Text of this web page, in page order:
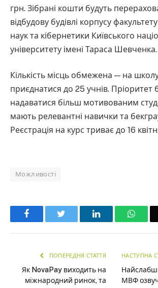
грн. Зібрані кошти будуть
відбудову будівлі корпусу
наук та кібернетики Київського
університету імені Тараса Шевченка.
Кількість місць обмежена — на
приєднатися до 25 учнів. Пріоритет
надаватися більш мотивованим
мають релевантні навички та
Реєстрація на курс триває до 16
Можливості
Facebook LinkedIn
ПОПЕРЕДНЯ СТАТТЯ
Як NovaPay виходить на
міжнародний ринок, та
НАСТУПНА
МВФ